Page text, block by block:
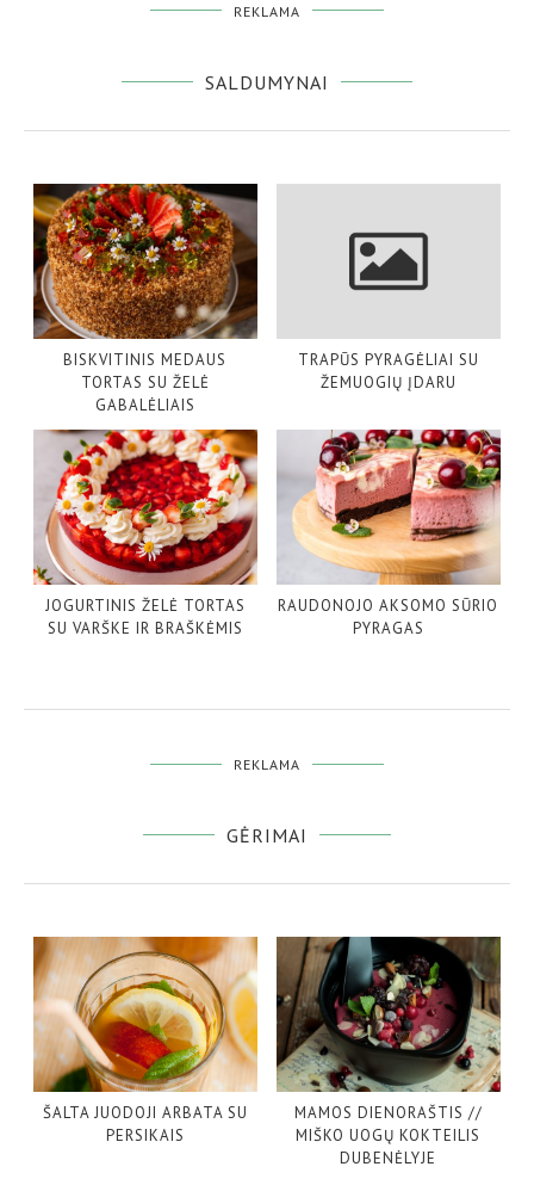
REKLAMA
SALDUMYNAI
BISKVITINIS MEDAUS
TORTAS SU ŽELĖ
GABALĖLIAIS
TRAPŪS PYRAGĖLIAI SU
ŽEMUOGIŲ ĮDARU
JOGURTINIS ŽELĖ TORTAS
SU VARŠKE IR BRAŠKĖMIS
RAUDONOJO AKSOMO SŪRIO
PYRAGAS
REKLAMA
GĖRIMAI
ŠALTA JUODOJI ARBATA SU
PERSIKAIS
MAMOS DIENORAŠTIS //
MIŠKO UOGŲ KOKTEILIS
DUBENĖLYJE